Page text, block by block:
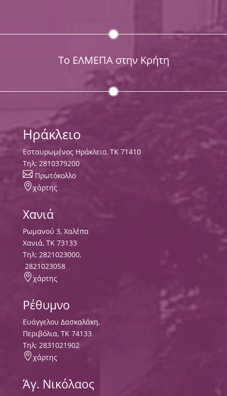
Το ΕΛΜΕΠΑ στην Κρήτη
Ηράκλειο
Εσταυρωμένος Ηράκλειο, ΤΚ 71410
Τηλ: 2810379200
 Πρωτόκολλο
χάρτης
Χανιά
Ρωμανού 3, Χαλέπα
Χανιά, ΤΚ 73133
Τηλ: 2821023000,
2821023058
χάρτης
Ρέθυμνο
Ευάγγελου Δασκαλάκη,
Περιβόλια, ΤΚ 74133
Tηλ: 2831021902
χάρτης
Άγ. Νικόλαος